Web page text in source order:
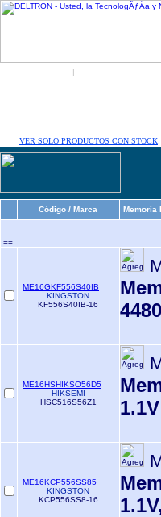
|
VER SOLO PRODUCTOS CON STOCK
Código / Marca Memoria
==
ME16GKF556S40IB
KINGSTON
KF556S40IB-16
ME16HSHIKSO56D5
HIKSEMI
HSC516S56Z1
1.1V
ME16KCP556SS85
KINGSTON
KCP556SS8-16